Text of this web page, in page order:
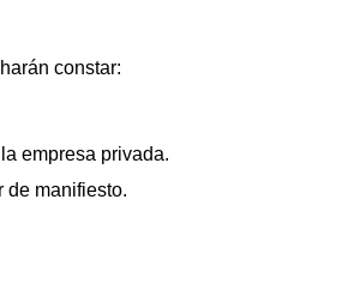
constar:
empresa privada.
de manifiesto.